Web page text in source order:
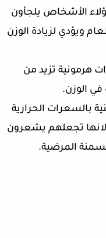
الأشخاص يلجأون
ويؤدي لزيادة الوزن
هرمونية تزيد من
في الوزن.
بالسعرات الحرارية
لانها تجعلهم يشعرون
المرضية.